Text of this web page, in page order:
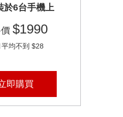
於6台手機上
價$1990
平均不到 $28
即購買